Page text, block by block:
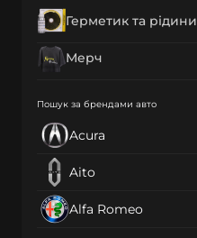
Герметик та рідини
Мерч
Пошук за брендами авто
Acura
Aito
Alfa Romeo